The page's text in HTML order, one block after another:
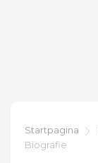
Startpagina
Biografie